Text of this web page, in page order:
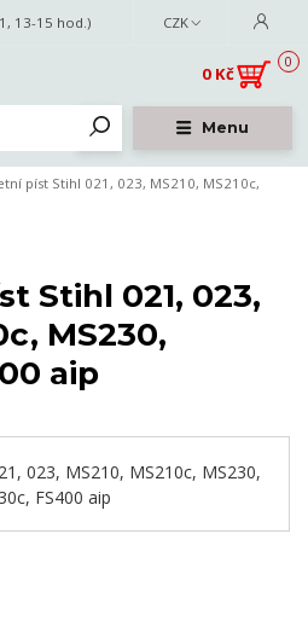
Menu
CZK
13-15 hod.)
0
0 Kč
píst Stihl 021, 023, MS210, MS210c,
Stihl 021, 023,
MS230,
aip